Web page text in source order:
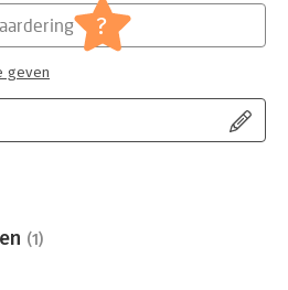
?
geven
(1)